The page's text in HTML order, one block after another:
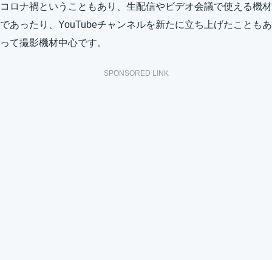
コロナ禍ということもあり、生配信やビデオ会議で使える機材
であったり、YouTubeチャンネルを新たに立ち上げたこともあ
って撮影機材中心です。
SPONSORED LINK